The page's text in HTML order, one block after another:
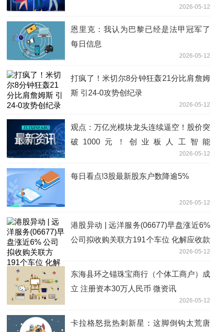
2026-05-12
恩里克：我认为巴黎已经是法甲冠军了
每日信息
2026-05-12
打疯了！米切尔8分钟狂轰21分比肩詹姆
斯 引24-0攻势创纪录
2026-05-12
观点：万亿光模块龙头连续逼空！股价突
破1000元！创业板人工智能
ETF（159363）逆市涨逾1%再创新高
2026-05-12
每日看点!3股最新股东户数降逾5%
2026-05-12
港股异动 | 远洋服务(06677)早盘涨近6%
公司拟收购关联方191个车位 化解应收款
2026-05-12
东海县环之锚珠宝商行（个体工商户）成
立 注册资本30万人民币 微资讯
2026-05-12
卡拉格怒批热刺新星：这脚倒钩太荒唐